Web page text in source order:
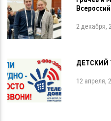
2 декабря,
ДЕТСКИЙ
12 апреля,